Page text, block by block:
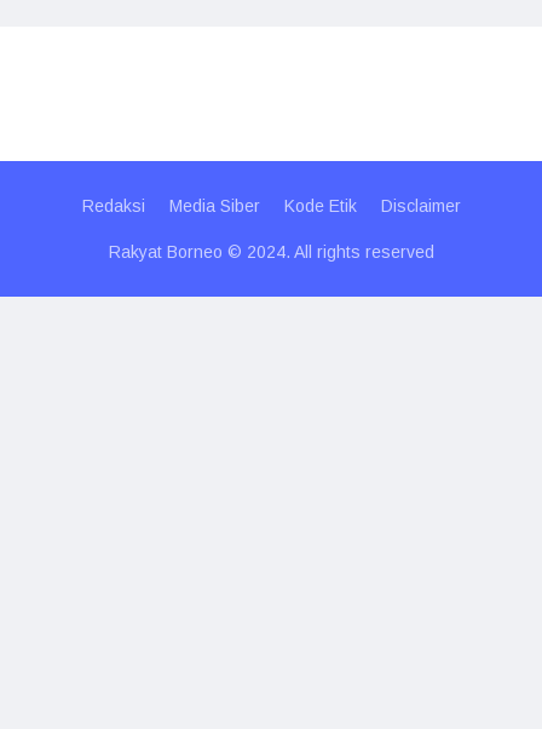
Redaksi Media Siber Kode Etik Disclaimer
Rakyat Borneo © 2024. All rights reserved